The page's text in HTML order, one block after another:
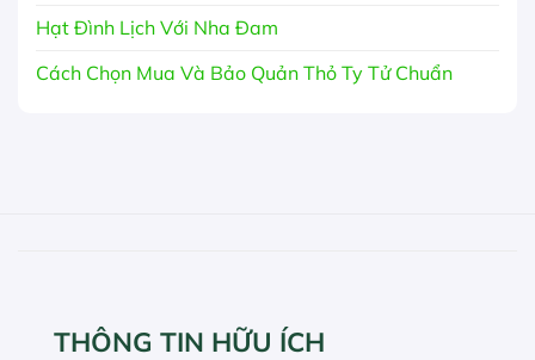
Hạt Đình Lịch Với Nha Đam
Cách Chọn Mua Và Bảo Quản Thỏ Ty Tử Chuẩn
THÔNG TIN HỮU ÍCH